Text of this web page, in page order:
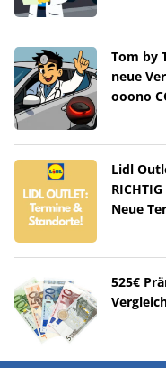
Tom by
neue
ooono
Lidl
Neue
525€